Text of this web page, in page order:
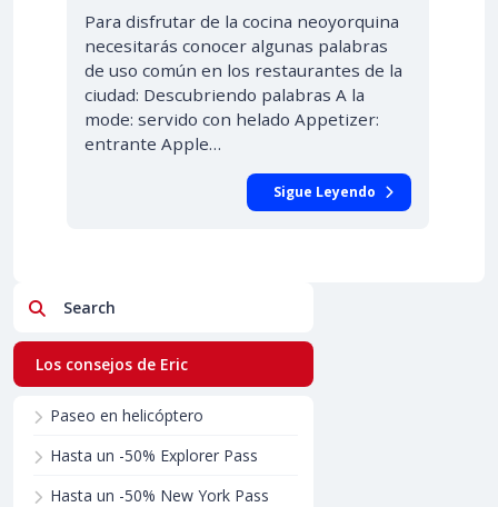
Para disfrutar de la cocina neoyorquina
necesitarás conocer algunas palabras
de uso común en los restaurantes de la
ciudad: Descubriendo palabras A la
mode: servido con helado Appetizer:
entrante Apple…
Sigue Leyendo
Search
Los consejos de Eric
Paseo en helicóptero
Hasta un -50% Explorer Pass
Hasta un -50% New York Pass